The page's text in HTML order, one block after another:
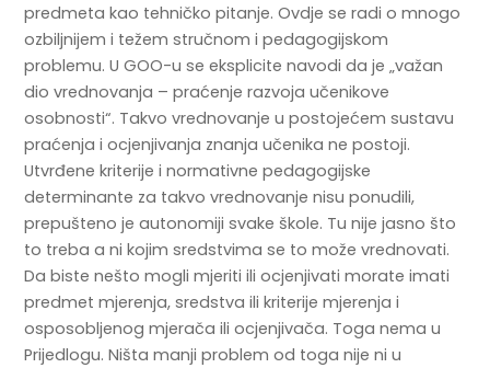
predmeta kao tehničko pitanje. Ovdje se radi o mnogo
ozbiljnijem i težem stručnom i pedagogijskom
problemu. U GOO-u se eksplicite navodi da je „važan
dio vrednovanja – praćenje razvoja učenikove
osobnosti“. Takvo vrednovanje u postojećem sustavu
praćenja i ocjenjivanja znanja učenika ne postoji.
Utvrđene kriterije i normativne pedagogijske
determinante za takvo vrednovanje nisu ponudili,
prepušteno je autonomiji svake škole. Tu nije jasno što
to treba a ni kojim sredstvima se to može vrednovati.
Da biste nešto mogli mjeriti ili ocjenjivati morate imati
predmet mjerenja, sredstva ili kriterije mjerenja i
osposobljenog mjerača ili ocjenjivača. Toga nema u
Prijedlogu. Ništa manji problem od toga nije ni u